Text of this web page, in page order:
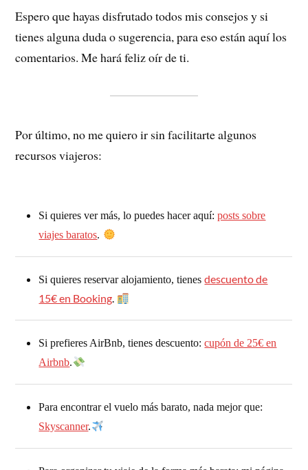
Espero que hayas disfrutado todos mis consejos y si
tienes alguna duda o sugerencia, para eso están aquí los
comentarios. Me hará feliz oír de ti.
Por último, no me quiero ir sin facilitarte algunos
recursos viajeros:
Si quieres ver más, lo puedes hacer aquí:posts sobre
viajes baratos.
Si quieres reservar alojamiento, tienesdescuento de
15€ en Booking.
Si prefieres AirBnb, tienes descuento:cupón de 25€ en
Airbnb.
Para encontrar el vuelo más barato, nada mejor que:
Skyscanner.